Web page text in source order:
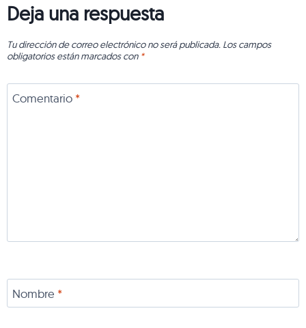
Deja una respuesta
Tu dirección de correo electrónico no será publicada. Los campos
obligatorios están marcados con *
Comentario *
Nombre *